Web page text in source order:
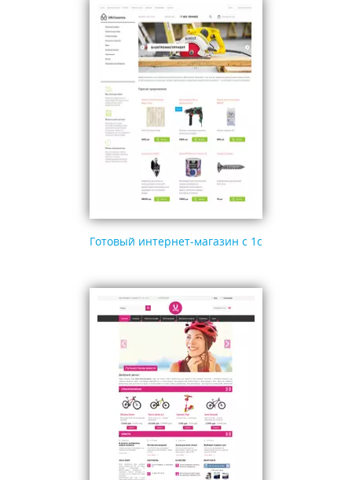
Готовый интернет-магазин с 1с